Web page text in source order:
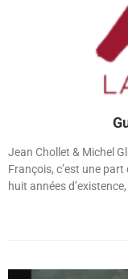
Jean Chollet & Michel
François, c’est une
huit années d’existence,